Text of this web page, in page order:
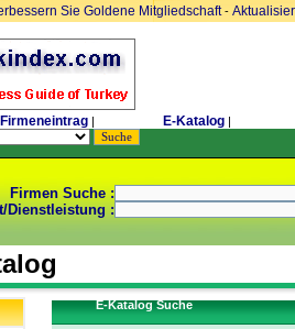
Sie Goldene Mitgliedschaft-
Firmeneintrag | E-Katalog |
Firmen Suche :
Dienstleistung :
E-Katalog Suche